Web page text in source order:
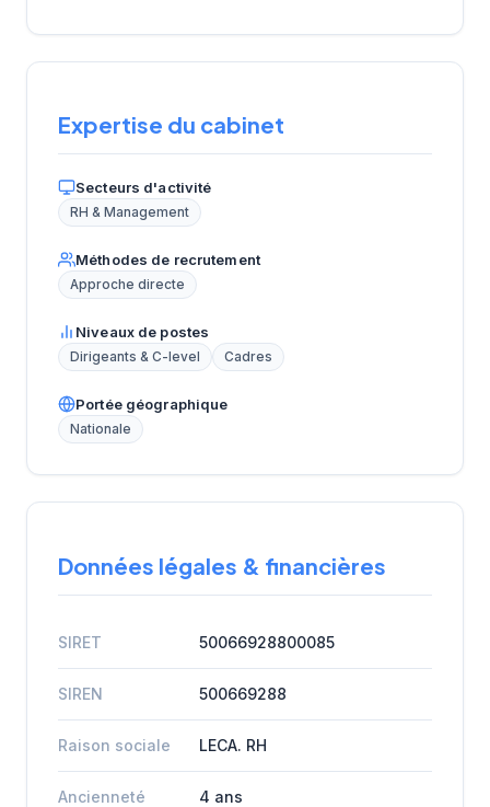
Expertise du cabinet
Secteurs d'activité
RH & Management
Méthodes de recrutement
Approche directe
Niveaux de postes
Dirigeants & C-level Cadres
Portée géographique
Nationale
Données légales & financières
SIRET 50066928800085
SIREN 500669288
Raison sociale LECA. RH
Ancienneté 4 ans